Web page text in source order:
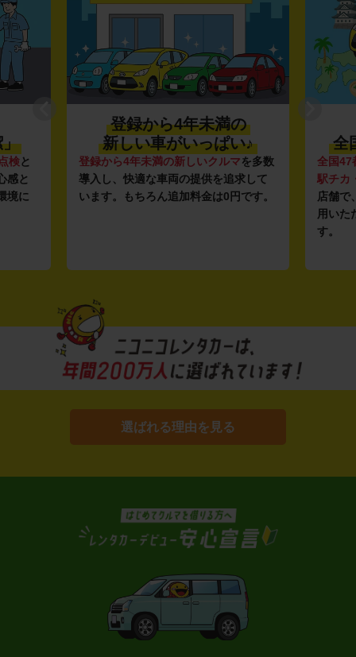
」
検と
感と
境に
登録から4年未満の
新しい車がいっぱい♪
登録から4年未満の新しいクルマを多数
導入し、快適な車両の提供を追求して
います。もちろん追加料金は0円です。
全
全国47
駅チカ
店舗で
用いた
す。
選ばれる理由を見る